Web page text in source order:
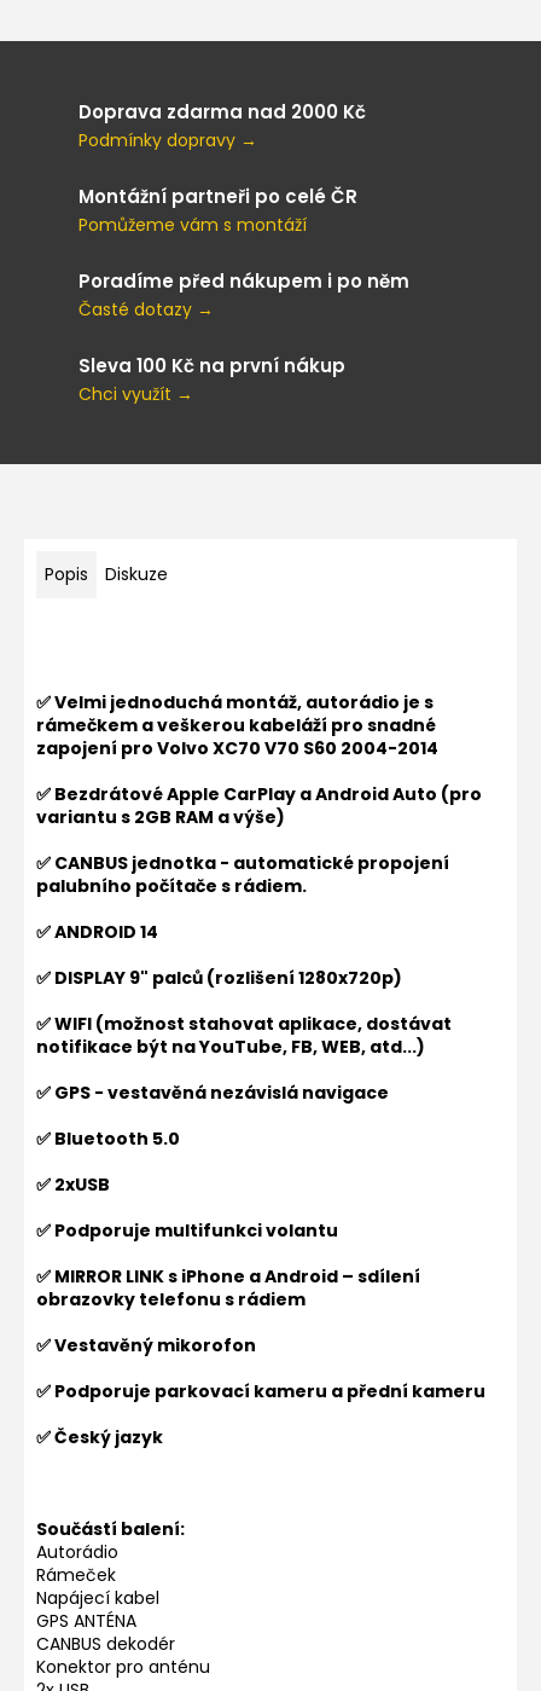
Doprava zdarma nad 2000 Kč
Podmínky dopravy →
Montážní partneři po celé ČR
Pomůžeme vám s montáží
Poradíme před nákupem i po něm
Časté dotazy →
Sleva 100 Kč na první nákup
Chci využít →
Popis Diskuze
✅ Velmi jednoduchá montáž, autorádio je s
rámečkem a veškerou kabeláží pro snadné
zapojení pro Volvo XC70 V70 S60 2004-2014
✅ Bezdrátové Apple CarPlay a Android Auto (pro
variantu s 2GB RAM a výše)
✅ CANBUS jednotka - automatické propojení
palubního počítače s rádiem.
✅ ANDROID 14
✅ DISPLAY 9" palců (rozlišení 1280x720p)
✅ WIFI (možnost stahovat aplikace, dostávat
notifikace být na YouTube, FB, WEB, atd...)
✅ GPS - vestavěná nezávislá navigace
✅ Bluetooth 5.0
✅ 2xUSB
✅ Podporuje multifunkci volantu
✅ MIRROR LINK s iPhone a Android – sdílení
obrazovky telefonu s rádiem
✅ Vestavěný mikorofon
✅ Podporuje parkovací kameru a přední kameru
✅ Český jazyk
Součástí balení:
Autorádio
Rámeček
Napájecí kabel
GPS ANTÉNA
CANBUS dekodér
Konektor pro anténu